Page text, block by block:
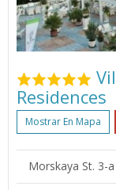
Residences
Mostrar En Mapa
Morskaya St. 3-a